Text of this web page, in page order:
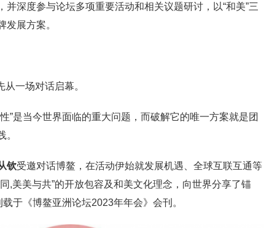
深度参与论坛多项重要活动和相关议题研讨，以“和美”三
发展方案。
从一场对话启幕。
”是当今世界面临的重大问题，而破解它的唯一方案就是团
。
钦受邀对话博鳌，在活动伊始就发展机遇、全球互联互通等
,美美与共”的开放包容及和美文化理念，向世界分享了锚
于《博鳌亚洲论坛2023年年会》会刊。